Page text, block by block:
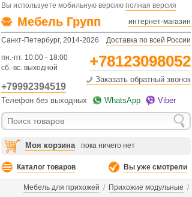
Вы используете мобильную версию полная версия
Мебель Групп интернет-магазин
Санкт-Петербург, 2014-2026 Доставка по всей России
пн.-пт. 10:00 - 18:00
сб.-вс. выходной
+78123098052
+79992394519
Заказать обратный звонок
Телефон без выходных WhatsApp Viber
Моя корзина пока ничего нет
Каталог товаров Вы уже смотрели
Мебель для прихожей / Прихожие модульные /